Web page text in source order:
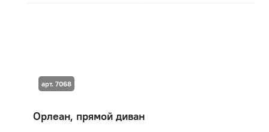
Орлеан, прямой диван
арт. 7068